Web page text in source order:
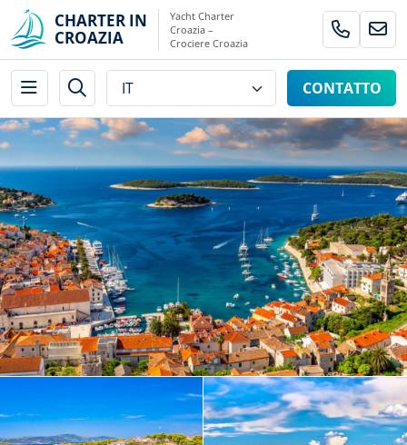
CHARTER IN
CROAZIA
Yacht Charter
Croazia –
Crociere Croazia
CONTATTO